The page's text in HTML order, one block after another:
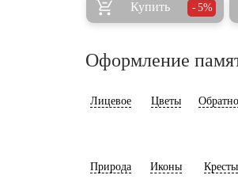
Купить 5%
Оформление
Лицевое Цветы
Природа Иконы Кресты